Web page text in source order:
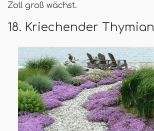
Zoll groß wächst.
18. Kriechender Thymian